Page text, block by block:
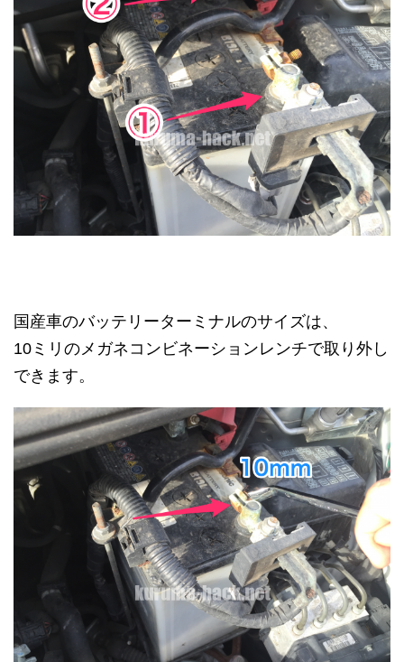
国産車のバッテリーターミナルのサイズは、
10ミリのメガネコンビネーションレンチで取り外し
できます。